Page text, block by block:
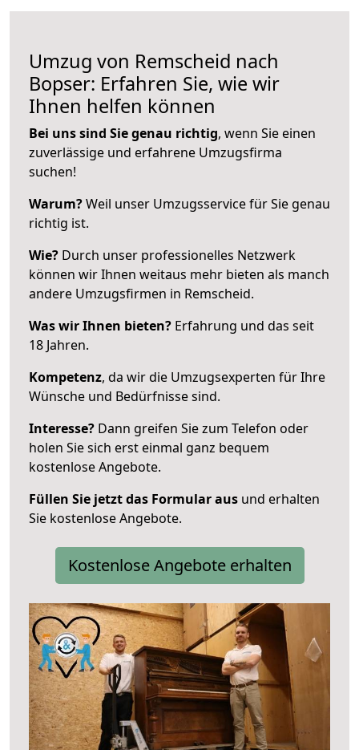
Umzug von Remscheid nach
Bopser: Erfahren Sie, wie wir
Ihnen helfen können
Bei uns sind Sie genau richtig, wenn Sie einen
zuverlässige und erfahrene Umzugsfirma
suchen!
Warum?Weil unser Umzugsservice für Sie genau
richtig ist.
Wie? Durch unser professionelles Netzwerk
können wir Ihnen weitaus mehr bieten als manch
andere Umzugsfirmen in Remscheid.
Was wir Ihnen bieten? Erfahrung und das seit
18 Jahren.
Kompetenz, da wir die Umzugsexperten für Ihre
Wünsche und Bedürfnisse sind.
Interesse? Dann greifen Sie zum Telefon oder
holen Sie sich erst einmal ganz bequem
kostenlose Angebote.
Füllen Sie jetzt das Formular aus und erhalten
Sie kostenlose Angebote.
Kostenlose Angebote erhalten